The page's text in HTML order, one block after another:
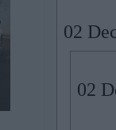
02
02